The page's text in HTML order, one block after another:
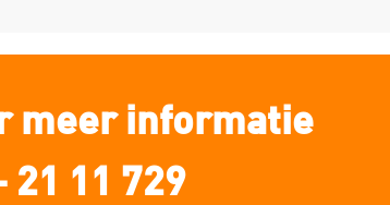
meer informatie
21 11 729